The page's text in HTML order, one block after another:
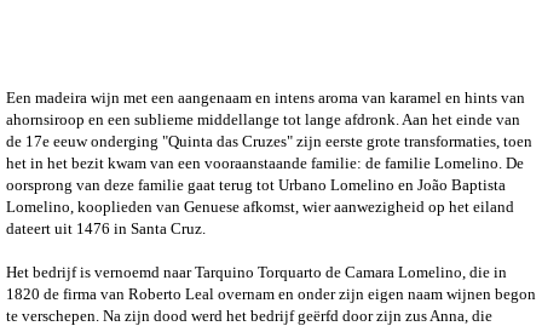
Een madeira wijn met een aangenaam en intens aroma van karamel en hints van
ahornsiroop en een sublieme middellange tot lange afdronk. Aan het einde van
de 17e eeuw onderging "Quinta das Cruzes" zijn eerste grote transformaties, toen
het in het bezit kwam van een vooraanstaande familie: de familie Lomelino. De
oorsprong van deze familie gaat terug tot Urbano Lomelino en João Baptista
Lomelino, kooplieden van Genuese afkomst, wier aanwezigheid op het eiland
dateert uit 1476 in Santa Cruz.
Het bedrijf is vernoemd naar Tarquino Torquarto de Camara Lomelino, die in
1820 de firma van Roberto Leal overnam en onder zijn eigen naam wijnen begon
te verschepen. Na zijn dood werd het bedrijf geërfd door zijn zus Anna, die